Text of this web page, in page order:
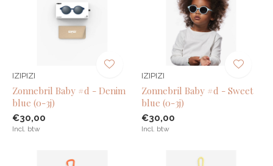
IZIPIZI
Zonnebril Baby #d - Denim
blue (0-3j)
€30,00
Incl. btw
IZIPIZI
Zonnebril Baby #d - Sweet
blue (0-3j)
€30,00
Incl. btw